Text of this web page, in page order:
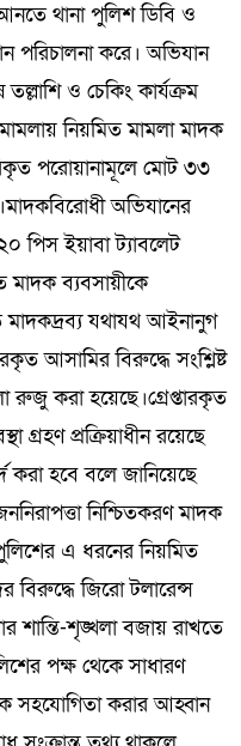
থানা পুলিশ ডিবি ও
পরিচালনা করে। অভিযান
ও চেকিং কার্যক্রম
নিয়মিত মামলা মাদক
পরোয়ানামূলে মোট ৩৩
অভিযানের
পিস ইয়াবা ট্যাবলেট
মাদক ব্যবসায়ীকে
মাদকদ্রব্য যথাযথ আইনানুগ
আসামির বিরুদ্ধে সংশ্লিষ্ট
রুজু করা হয়েছে।গ্রেপ্তারকৃত
গ্রহণ প্রক্রিয়াধীন রয়েছে
হবে বলে জানিয়েছে
নিশ্চিতকরণ মাদক
এ ধরনের নিয়মিত
বিরুদ্ধে জিরো টলারেন্স
শান্তি-শৃঙ্খলা বজায় রাখতে
পক্ষ থেকে সাধারণ
সহযোগিতা করার আহ্বান